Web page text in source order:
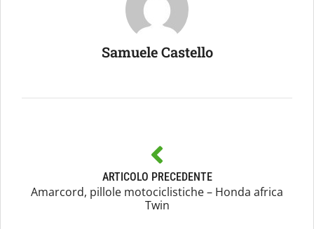
Samuele Castello
ARTICOLO PRECEDENTE
Amarcord, pillole motociclistiche – Honda africa
Twin